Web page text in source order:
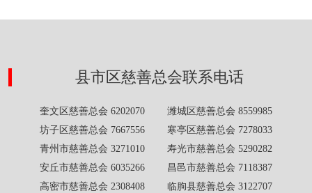
县市区慈善总会联系电话
奎文区慈善总会 6202070 潍城区慈善总会 8559985
坊子区慈善总会 7667556 寒亭区慈善总会 7278033
青州市慈善总会 3271010 寿光市慈善总会 5290282
安丘市慈善总会 6035266 昌邑市慈善总会 7118387
高密市慈善总会 2308408 临朐县慈善总会 3122707